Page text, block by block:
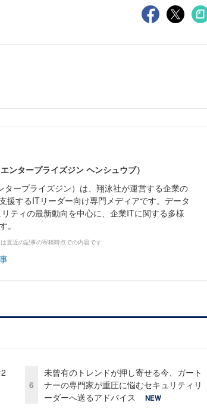
ンタープライズジン ヘンシュウブ）
タープライズジン）は、翔泳社が運営する企業の
援するITリーダー向け専門メディアです。データ
ティの最新動向を中心に、企業ITに関する多様
。
直近の記事の寄稿時点での内容です
6
未曾有のトレンドが押し寄せる今、ガート
ナーの専門家が重圧に悩むセキュリティリ
ーダーへ送るアドバイス
NEW